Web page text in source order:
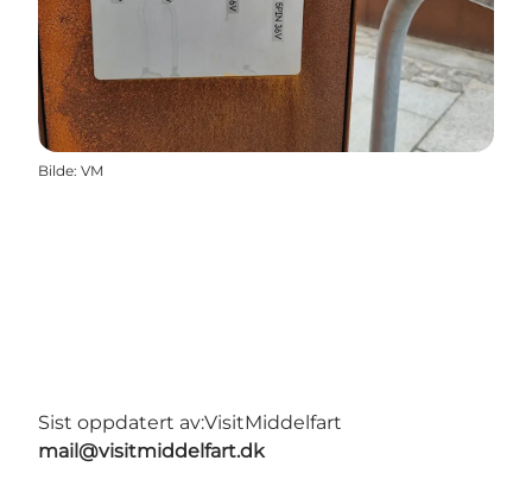
Bilde: VM
Sist oppdatert av:VisitMiddelfart
mail@visitmiddelfart.dk